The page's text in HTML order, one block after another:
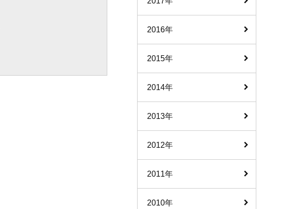
2016年
2015年
2014年
2013年
2012年
2011年
2010年